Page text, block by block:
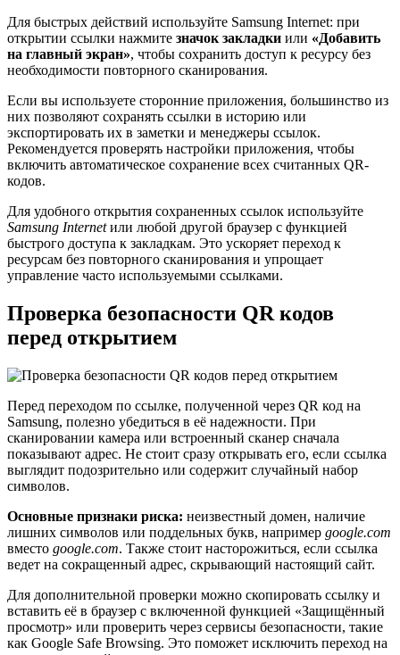
Для быстрых действий используйте Samsung Internet: при
открытии ссылки нажмите значок закладки или «Добавить
на главный экран», чтобы сохранить доступ к ресурсу без
необходимости повторного сканирования.
Если вы используете сторонние приложения, большинство из
них позволяют сохранять ссылки в историю или
экспортировать их в заметки и менеджеры ссылок.
Рекомендуется проверять настройки приложения, чтобы
включить автоматическое сохранение всех считанных QR-
кодов.
Для удобного открытия сохраненных ссылок используйте
Samsung Internetили любой другой браузер с функцией
быстрого доступа к закладкам. Это ускоряет переход к
ресурсам без повторного сканирования и упрощает
управление часто используемыми ссылками.
Проверка безопасности QR кодов
перед открытием
Перед переходом по ссылке, полученной через QR код на
Samsung, полезно убедиться в её надежности. При
сканировании камера или встроенный сканер сначала
показывают адрес. Не стоит сразу открывать его, если ссылка
выглядит подозрительно или содержит случайный набор
символов.
Основные признаки риска: неизвестный домен, наличие
лишних символов или поддельных букв, например gоogle.com
вместо google.com. Также стоит насторожиться, если ссылка
ведет на сокращенный адрес, скрывающий настоящий сайт.
Для дополнительной проверки можно скопировать ссылку и
вставить её в браузер с включенной функцией «Защищённый
просмотр» или проверить через сервисы безопасности, такие
как Google Safe Browsing. Это поможет исключить переход на